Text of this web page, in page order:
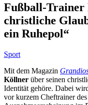
Fußball-
christliche
ein Ruhepol“
Sport
Mit dem Magazin
Köllner über seinen
Identität gehöre. Dabei
vor kurzem Cheftrainer